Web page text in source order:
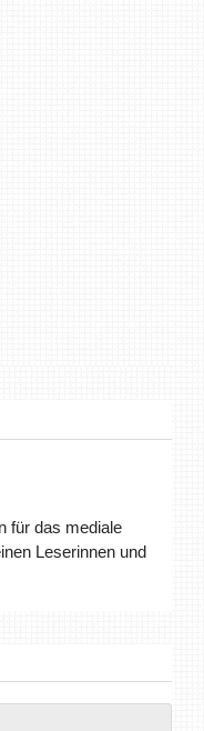
für das mediale
Leserinnen und